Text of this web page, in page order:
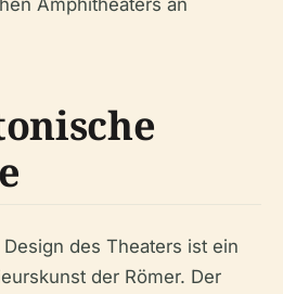
des Theaters ist ein
der Römer. Der